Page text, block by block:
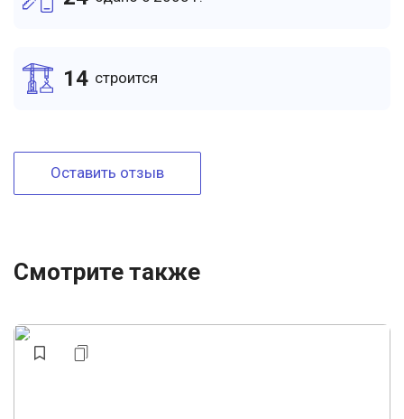
14 cтроится
Оставить отзыв
Смотрите также